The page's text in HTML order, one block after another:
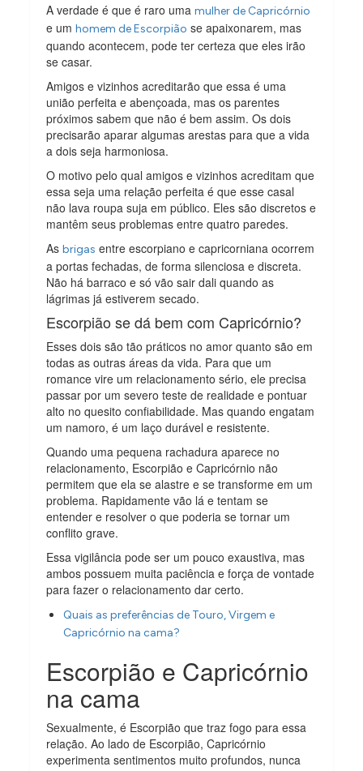
A verdade é que é raro umamulher de Capricórnio
e umhomem de Escorpião se apaixonarem, mas
quando acontecem, pode ter certeza que eles irão
se casar.
Amigos e vizinhos acreditarão que essa é uma
união perfeita e abençoada, mas os parentes
próximos sabem que não é bem assim. Os dois
precisarão aparar algumas arestas para que a vida
a dois seja harmoniosa.
O motivo pelo qual amigos e vizinhos acreditam que
essa seja uma relação perfeita é que esse casal
não lava roupa suja em público. Eles são discretos e
mantêm seus problemas entre quatro paredes.
Asbrigas entre escorpiano e capricorniana ocorrem
a portas fechadas, de forma silenciosa e discreta.
Não há barraco e só vão sair dali quando as
lágrimas já estiverem secado.
Escorpião se dá bem com Capricórnio?
Esses dois são tão práticos no amor quanto são em
todas as outras áreas da vida. Para que um
romance vire um relacionamento sério, ele precisa
passar por um severo teste de realidade e pontuar
alto no quesito confiabilidade. Mas quando engatam
um namoro, é um laço durável e resistente.
Quando uma pequena rachadura aparece no
relacionamento, Escorpião e Capricórnio não
permitem que ela se alastre e se transforme em um
problema. Rapidamente vão lá e tentam se
entender e resolver o que poderia se tornar um
conflito grave.
Essa vigilância pode ser um pouco exaustiva, mas
ambos possuem muita paciência e força de vontade
para fazer o relacionamento dar certo.
Quais as preferências de Touro, Virgem e
Capricórnio na cama?
Escorpião e Capricórnio
na cama
Sexualmente, é Escorpião que traz fogo para essa
relação. Ao lado de Escorpião, Capricórnio
experimenta sentimentos muito profundos, nunca